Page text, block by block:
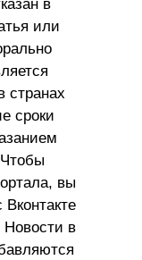
в
или
странах
сроки
вы
Новости в